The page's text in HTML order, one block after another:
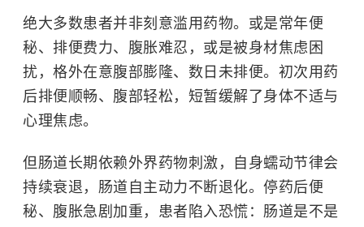
绝大多数患者并非刻意滥用药物。或是常年便
秘、排便费力、腹胀难忍，或是被身材焦虑困
扰，格外在意腹部膨隆、数日未排便。初次用药
后排便顺畅、腹部轻松，短暂缓解了身体不适与
心理焦虑。
但肠道长期依赖外界药物刺激，自身蠕动节律会
持续衰退，肠道自主动力不断退化。停药后便
秘、腹胀急剧加重，患者陷入恐慌：肠道是不是